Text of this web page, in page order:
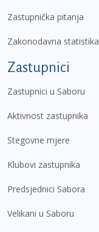
Zastupnička pitanja
Zakonodavna statistika
Zastupnici
Zastupnici u Saboru
Aktivnost zastupnika
Stegovne mjere
Klubovi zastupnika
Predsjednici Sabora
Velikani u Saboru